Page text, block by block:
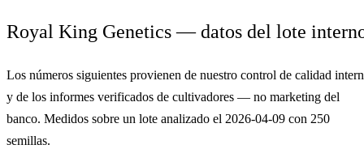
Royal King Genetics — datos del lote
Los números siguientes provienen de nuestro control de calidad
y de los informes verificados de cultivadores — no marketing del
banco. Medidos sobre un lote analizado el 2026-04-09 con 250
semillas.